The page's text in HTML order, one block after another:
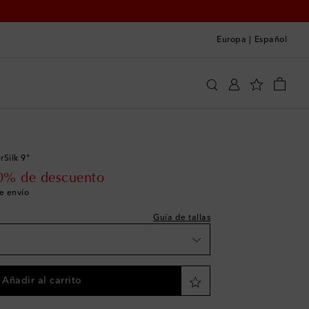
Europa Español
9"
de descuento
envío
Guía de tallas
a la talla
Añadir al carrito